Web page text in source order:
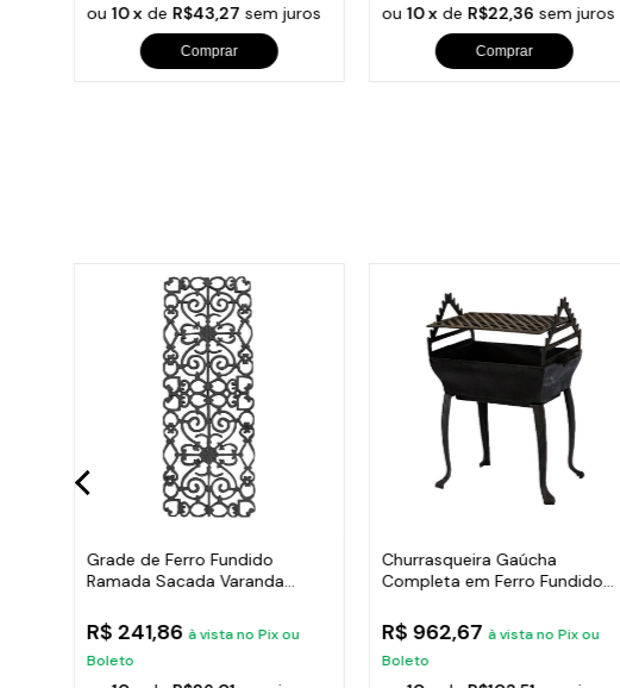
ou10 x de R$43,27 sem juros
Comprar
ou10 x de R$22,36 sem juros
Comprar
Grade de Ferro Fundido
Ramada Sacada Varanda
R$ 241,86 à vista no Pix ou
Boleto
Churrasqueira Gaúcha
Completa em Ferro Fundido
R$ 962,67 à vista no Pix ou
Boleto